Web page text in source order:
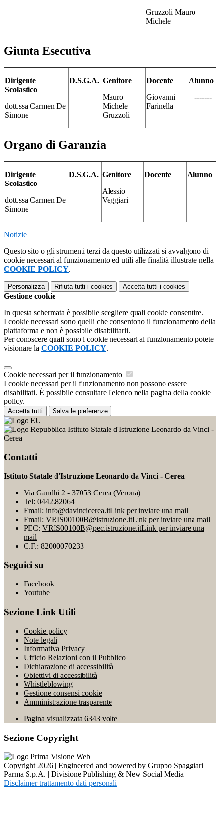
Gruzzoli Mauro
Michele
Giunta Esecutiva
Dirigente
Scolastico
dott.ssa Carmen De
Simone
D.S.G.A. Genitore
Mauro
Michele
Gruzzoli
Docente
Giovanni
Farinella
Alunno
-------
Organo di Garanzia
Dirigente
Scolastico
dott.ssa Carmen De
Simone
D.S.G.A. Genitore
Alessio
Veggiari
Docente Alunno
Notizie
Questo sito o gli strumenti terzi da questo utilizzati si avvalgono di
cookie necessari al funzionamento ed utili alle finalità illustrate nella
COOKIE POLICY.
Personalizza Rifiuta tutti i cookies Accetta tutti i cookies
Gestione cookie
In questa schermata è possibile scegliere quali cookie consentire.
I cookie necessari sono quelli che consentono il funzionamento della
piattaforma e non è possibile disabilitarli.
Per conoscere quali sono i cookie necessari al funzionamento potete
visionare la COOKIE POLICY.
Cookie necessari per il funzionamento
I cookie necessari per il funzionamento non possono essere
disabilitati. È possibile consultare l'elenco nella pagina della cookie
policy.
Accetta tutti Salva le preferenze
Istituto Statale d'Istruzione Leonardo da Vinci -
Cerea
Contatti
Istituto Statale d'Istruzione Leonardo da Vinci - Cerea
Via Gandhi 2 - 37053 Cerea (Verona)
Tel: 0442.82064
Email: info@davincicerea.itLink per inviare una mail
Email: VRIS00100B@istruzione.itLink per inviare una mail
PEC: VRIS00100B@pec.istruzione.itLink per inviare una
mail
C.F.: 82000070233
Seguici su
Facebook
Youtube
Sezione Link Utili
Cookie policy
Note legali
Informativa Privacy
Ufficio Relazioni con il Pubblico
Dichiarazione di accessibilità
Obiettivi di accessibilità
Whistleblowing
Gestione consensi cookie
Amministrazione trasparente
Pagina visualizzata 6343 volte
Sezione Copyright
Copyright 2026 | Engineered and powered by Gruppo Spaggiari
Parma S.p.A. | Divisione Publishing & New Social Media
Disclaimer trattamento dati personali